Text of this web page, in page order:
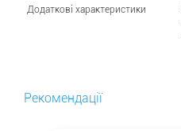
Додаткові характеристики
Рекомендації